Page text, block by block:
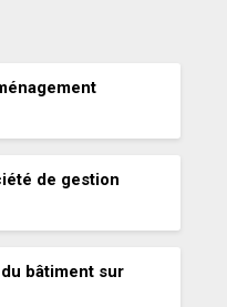
de gestion
bâtiment sur